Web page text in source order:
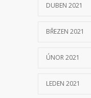
DUBEN 2021
BŘEZEN 2021
ÚNOR 2021
LEDEN 2021